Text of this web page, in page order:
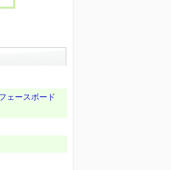
ェースボード